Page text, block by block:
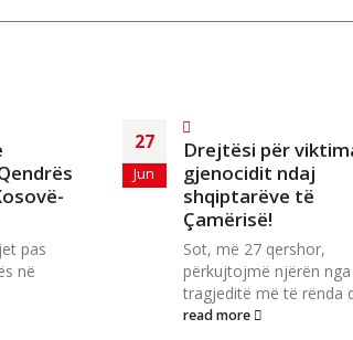
pas
në
27
Jun
Drejtësi për
gjenocidit ndaj
shqiptarëve të
Çamërisë!
Sot, më 27 qershor,
përkujtojmë njërën nga
tragjeditë më të rënda
read more